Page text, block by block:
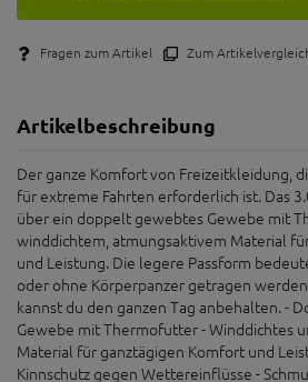
Fragen zum Artikel Zum
Artikelbeschreibung
Der ganze Komfort von Freizeitkleidung,
für extreme Fahrten erforderlich ist. Das
über ein doppelt gewebtes Gewebe mit
winddichtem, atmungsaktivem Material
und Leistung. Die legere Passform
oder ohne Körperpanzer getragen
kannst du den ganzen Tag anbehalten. -
Gewebe mit Thermofutter - Winddichtes
Material für ganztägigen Komfort und
Kinnschutz gegen Wettereinflüsse -